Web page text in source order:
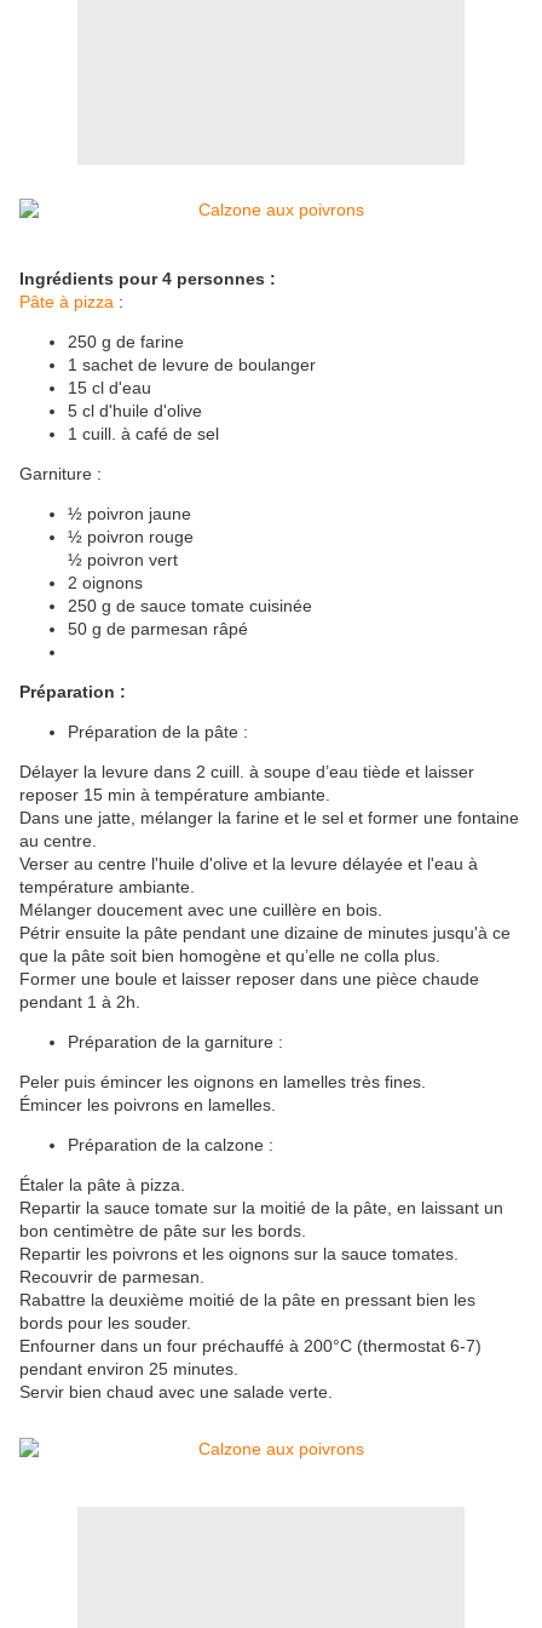
Ingrédients pour 4 personnes :
Pâte à pizza :
250 g de farine
1 sachet de levure de boulanger
15 cl d'eau
5 cl d'huile d'olive
1 cuill. à café de sel
Garniture :
½ poivron jaune
½ poivron rouge
½ poivron vert
2 oignons
250 g de sauce tomate cuisinée
50 g de parmesan râpé
Préparation :
Préparation de la pâte :
Délayer la levure dans 2 cuill. à soupe d’eau tiède et laisser
reposer 15 min à température ambiante.
Dans une jatte, mélanger la farine et le sel et former une fontaine
au centre.
Verser au centre l'huile d'olive et la levure délayée et l'eau à
température ambiante.
Mélanger doucement avec une cuillère en bois.
Pétrir ensuite la pâte pendant une dizaine de minutes jusqu'à ce
que la pâte soit bien homogène et qu’elle ne colla plus.
Former une boule et laisser reposer dans une pièce chaude
pendant 1 à 2h.
Préparation de la garniture :
Peler puis émincer les oignons en lamelles très fines.
Émincer les poivrons en lamelles.
Préparation de la calzone :
Étaler la pâte à pizza.
Repartir la sauce tomate sur la moitié de la pâte, en laissant un
bon centimètre de pâte sur les bords.
Repartir les poivrons et les oignons sur la sauce tomates.
Recouvrir de parmesan.
Rabattre la deuxième moitié de la pâte en pressant bien les
bords pour les souder.
Enfourner dans un four préchauffé à 200°C (thermostat 6-7)
pendant environ 25 minutes.
Servir bien chaud avec une salade verte.